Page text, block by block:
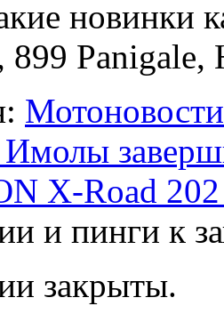
новинки
Panigale,
Мотоновости
X-Road
и пинги к
закрыты.